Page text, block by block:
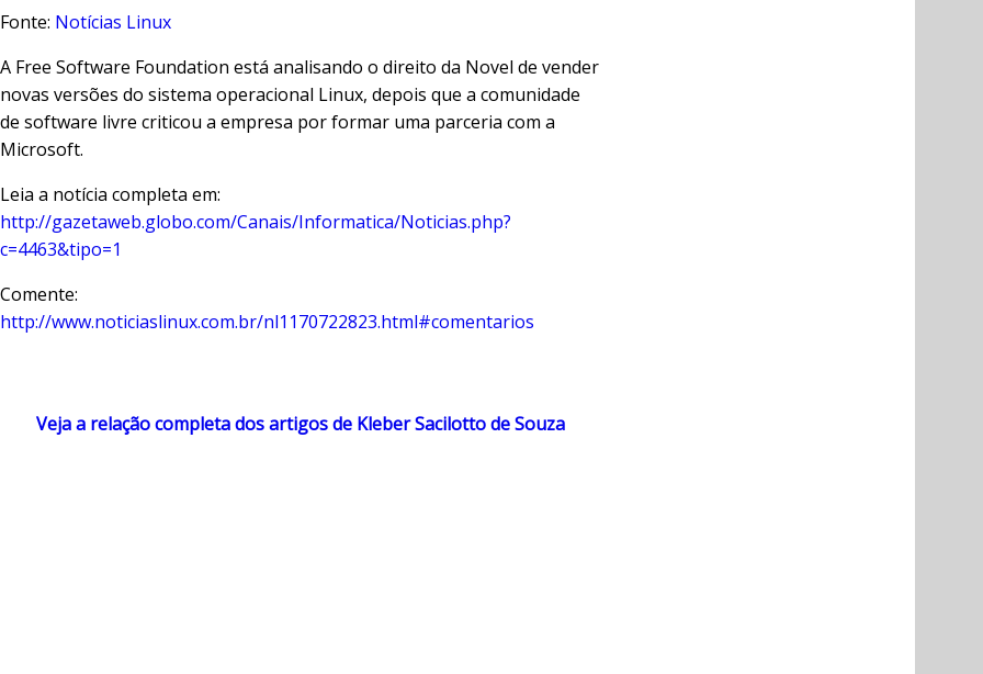
Fonte: Notícias Linux
A Free Software Foundation está analisando o direito da Novel de vender
novas versões do sistema operacional Linux, depois que a comunidade
de software livre criticou a empresa por formar uma parceria com a
Microsoft.
Leia a notícia completa em:
http://gazetaweb.globo.com/Canais/Informatica/Noticias.php?
c=4463&tipo=1
Comente:
http://www.noticiaslinux.com.br/nl1170722823.html#comentarios
Veja a relação completa dos artigos de Kleber Sacilotto de Souza